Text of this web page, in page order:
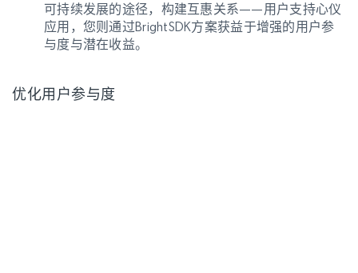
可持续发展的途径，构建互惠关系——用户支持心仪
应用，您则通过BrightSDK方案获益于增强的用户参
与度与潜在收益。
优化用户参与度